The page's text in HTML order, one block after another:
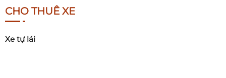
CHO THUÊ XE
Xe tự lái